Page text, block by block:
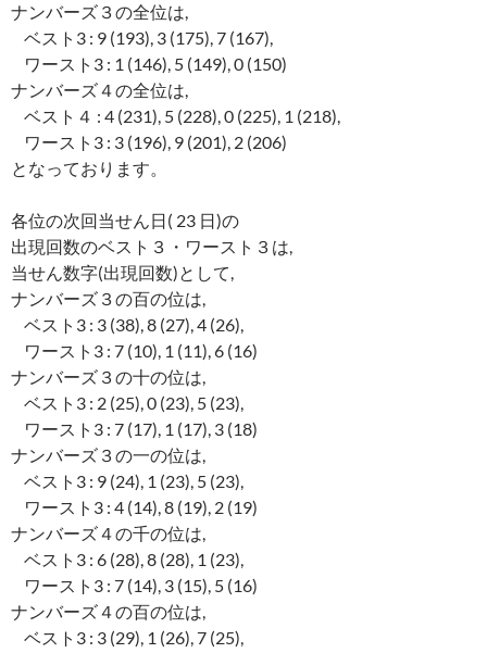
ナンバーズ３の全位は,
ベスト3 : 9 (193), 3 (175), 7 (167),
ワースト3 : 1 (146), 5 (149), 0 (150)
ナンバーズ４の全位は,
ベスト４ : 4 (231), 5 (228), 0 (225), 1 (218),
ワースト3 : 3 (196), 9 (201), 2 (206)
となっております。
各位の次回当せん日( 23 日)の
出現回数のベスト３・ワースト３は,
当せん数字(出現回数)として,
ナンバーズ３の百の位は,
ベスト3 : 3 (38), 8 (27), 4 (26),
ワースト3 : 7 (10), 1 (11), 6 (16)
ナンバーズ３の十の位は,
ベスト3 : 2 (25), 0 (23), 5 (23),
ワースト3 : 7 (17), 1 (17), 3 (18)
ナンバーズ３の一の位は,
ベスト3 : 9 (24), 1 (23), 5 (23),
ワースト3 : 4 (14), 8 (19), 2 (19)
ナンバーズ４の千の位は,
ベスト3 : 6 (28), 8 (28), 1 (23),
ワースト3 : 7 (14), 3 (15), 5 (16)
ナンバーズ４の百の位は,
ベスト3 : 3 (29), 1 (26), 7 (25),